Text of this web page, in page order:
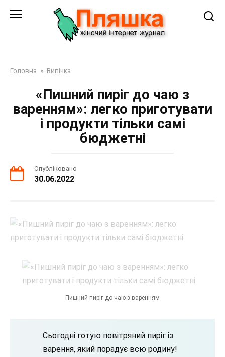
Головна » Випічка
«Пишний пиріг до чаю з
варенням»: легко приготувати
і продукти тільки самі
бюджетні
Опубліковано
30.06.2022
Пишний пиріг до чаю з варенням
Сьогодні готую повітряний пиріг із
варення, який порадує всю родину!